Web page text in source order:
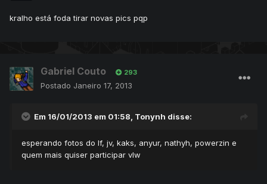
kralho está foda tirar novas pics pqp
Gabriel Couto 293
Postado Janeiro 17, 2013
Em 16/01/2013 em 01:58, Tonynh disse:
esperando fotos do lf, jv, kaks, anyur, nathyh, powerzin e
quem mais quiser participar vlw